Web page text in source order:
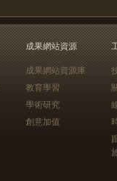
成果網站資源
成果網站資源庫
教育學習
學術研究
創意加值